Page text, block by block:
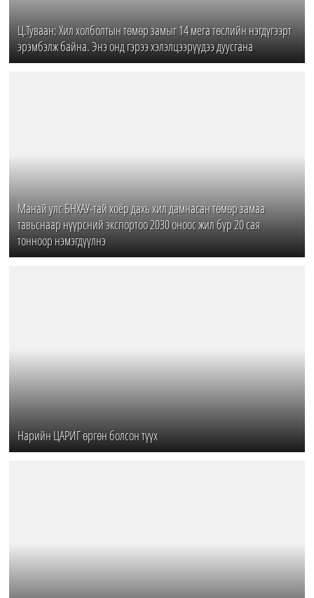
Ц.Туваан: Хил холболтын төмөр замыг 14 мега төслийн нэгдүгээрт
эрэмбэлж байна. Энэ онд гэрээ хэлэлцээрүүдээ дуусгана
Манай улс БНХАУ-тай хоёр дахь хил дамнасан төмөр замаа
тавьснаар нүүрсний экспортоо 2030 оноос жил бүр 20 сая
тонноор нэмэгдүүлнэ
Нарийн ЦАРИГ өргөн болсон түүх